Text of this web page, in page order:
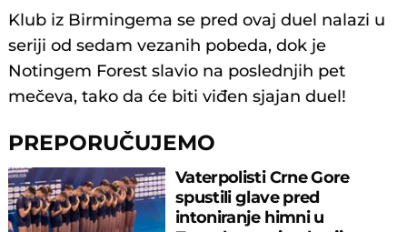
Klub iz Birmingema se pred ovaj duel nalazi u
seriji od sedam vezanih pobeda, dok je
Notingem Forest slavio na poslednjih pet
mečeva, tako da će biti viđen sjajan duel!
PREPORUČUJEMO
Vaterpolisti Crne Gore
spustili glave pred
intoniranje himni u